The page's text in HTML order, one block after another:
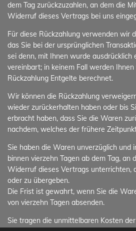
dem Tag zurückzuzahlen, an dem die
Widerruf dieses Vertrags bei uns
Für diese Rückzahlung verwenden wir
das Sie bei der ursprünglichen
sei denn, mit Ihnen wurde ausdrücklich
vereinbart; in keinem Fall werden
Rückzahlung Entgelte berechnet.
Wir können die Rückzahlung
wieder zurückerhalten haben oder bis
erbracht haben, dass Sie die Waren
nachdem, welches der frühere
Sie haben die Waren unverzüglich und
binnen vierzehn Tagen ab dem Tag, an
Widerruf dieses Vertrags unterrichten,
oder zu übergeben.
Die Frist ist gewahrt, wenn Sie die
von vierzehn Tagen absenden.
Sie tragen die unmittelbaren Kosten